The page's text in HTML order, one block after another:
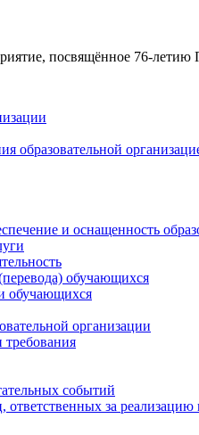
посвящённое 76-
образовательной
и оснащенность
обучающихся
обучающихся
организации
требования
событий
за реализацию